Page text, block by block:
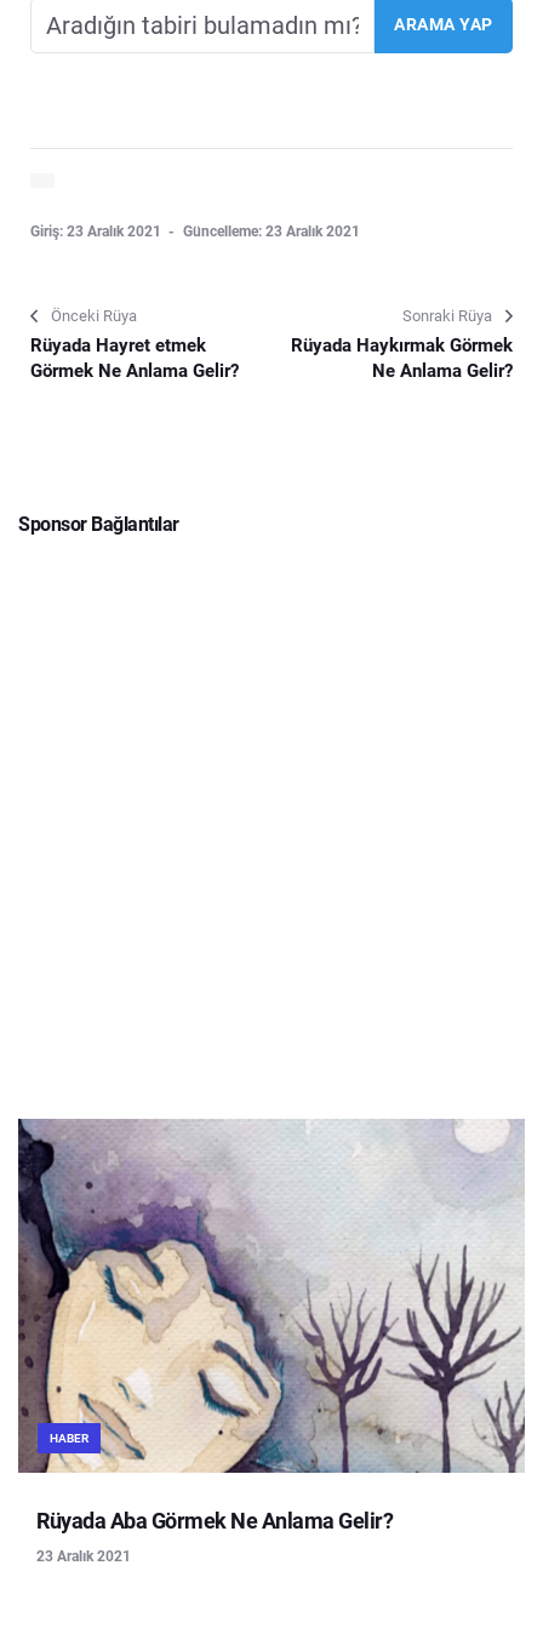
Giriş: 23 Aralık 2021 Güncelleme: 23 Aralık 2021
Önceki Rüya
Rüyada Hayret etmek
Görmek Ne Anlama Gelir?
Sonraki Rüya
Rüyada Haykırmak Görmek
Ne Anlama Gelir?
Sponsor Bağlantılar
HABER
Rüyada Aba Görmek Ne Anlama Gelir?
23 Aralık 2021